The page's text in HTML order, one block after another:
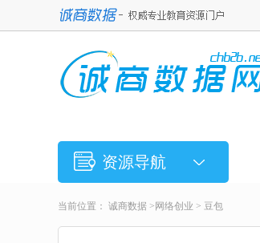
资源导航
当前位置： 诚商数据 > 网络创业 > 豆包